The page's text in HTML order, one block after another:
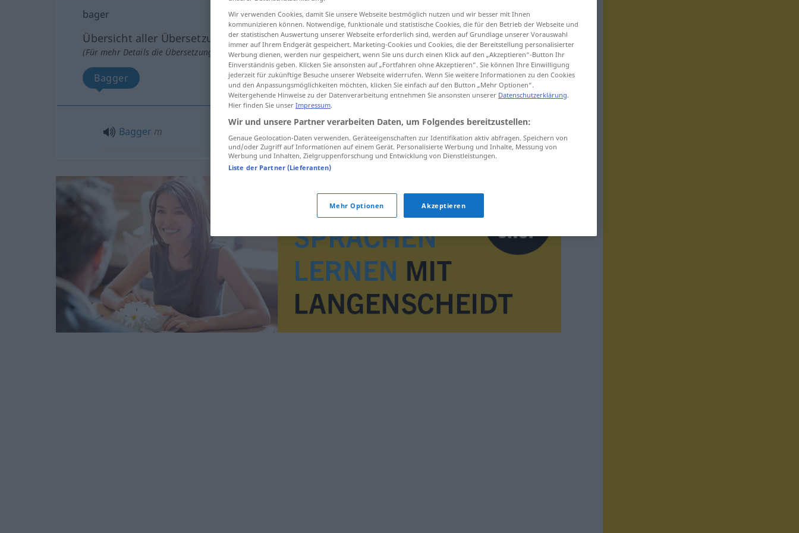
bager
Übersicht aller Übersetzungen
(Für mehr Details die Übersetzung anklicken/antippen)
Bagger
Bagger m
Wir verwenden Cookies, damit Sie unsere Webseite bestmöglich nutzen und wir besser mit Ihnen
kommunizieren können. Notwendige, funktionale und statistische Cookies, die für den Betrieb der Webseite und
der statistischen Auswertung unserer Webseite erforderlich sind, werden auf Grundlage unserer Vorauswahl
immer auf Ihrem Endgerät gespeichert. Marketing-Cookies und Cookies, die der Bereitstellung personalisierter
Werbung dienen, werden nur gespeichert, wenn Sie uns durch einen Klick auf den „Akzeptieren“-Button Ihr
Einverständnis geben. Klicken Sie ansonsten auf „Fortfahren ohne Akzeptieren“. Sie können Ihre Einwilligung
jederzeit für zukünftige Besuche unserer Webseite widerrufen. Wenn Sie weitere Informationen zu den Cookies
und den Anpassungsmöglichkeiten möchten, klicken Sie einfach auf den Button „Mehr Optionen“.
Weitergehende Hinweise zu der Datenverarbeitung entnehmen Sie ansonsten unserer Datenschutzerklärung.
Hier finden Sie unser Impressum.
Wir und unsere Partner verarbeiten Daten, um Folgendes bereitzustellen:
Genaue Geolocation-Daten verwenden. Geräteeigenschaften zur Identifikation aktiv abfragen. Speichern von
und/oder Zugriff auf Informationen auf einem Gerät. Personalisierte Werbung und Inhalte, Messung von
Werbung und Inhalten, Zielgruppenforschung und Entwicklung von Dienstleistungen.
Liste der Partner (Lieferanten)
Mehr Optionen Akzeptieren